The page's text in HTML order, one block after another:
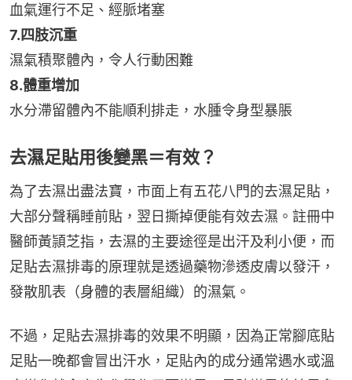
血氣運行不足、經脈堵塞
7.四肢沉重
濕氣積聚體內，令人行動困難
8.體重增加
水分滯留體內不能順利排走，水腫令身型暴脹
去濕足貼用後變黑＝有效？
為了去濕出盡法寶，市面上有五花八門的去濕足貼，
大部分聲稱睡前貼，翌日撕掉便能有效去濕。註冊中
醫師黃頴芝指，去濕的主要途徑是出汗及利小便，而
足貼去濕排毒的原理就是透過藥物滲透皮膚以發汗，
發散肌表（身體的表層組織）的濕氣。
不過，足貼去濕排毒的效果不明顯，因為正常腳底貼
足貼一晚都會冒出汗水，足貼內的成分通常遇水或溫